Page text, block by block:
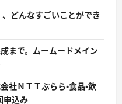
どんなすごいことができ
まで。ムームードメイン
社ＮＴＴぷらら・食品・飲
申込み